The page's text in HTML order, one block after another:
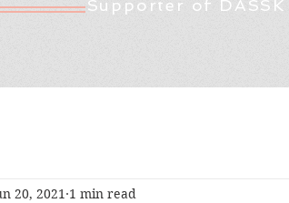
Supporter of
20, 2021 1 min read